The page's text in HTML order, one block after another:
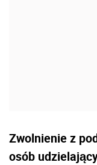
Zwolnienie z
osób